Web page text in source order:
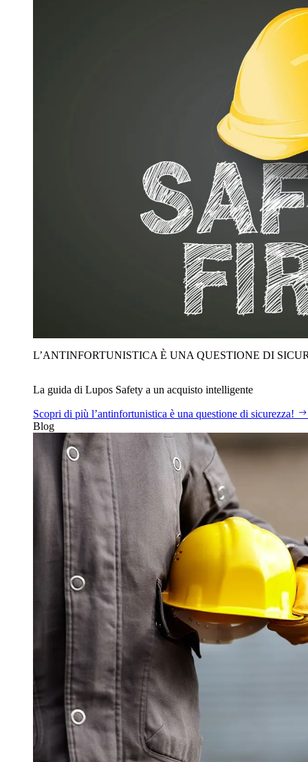
L’ANTINFORTUNISTICA È UNA QUESTIONE DI
La guida di Lupos Safety a un acquisto intelligente
Scopri di più l’antinfortunistica è una questione di sicurezza!
Blog